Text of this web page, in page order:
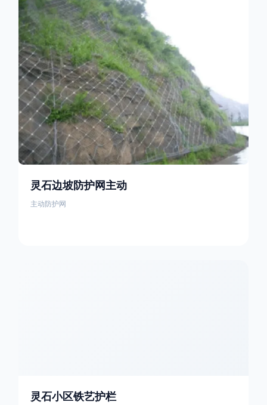
栏、草坪花坛护栏等市政道路隔离护栏规格齐全、品种多，可以
任
灵石边坡防护网主动
主动防护网